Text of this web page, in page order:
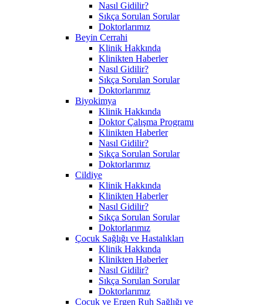
Nasıl Gidilir?
Sıkça Sorulan Sorular
Doktorlarımız
Beyin Cerrahi
Klinik Hakkında
Klinikten Haberler
Nasıl Gidilir?
Sıkça Sorulan Sorular
Doktorlarımız
Biyokimya
Klinik Hakkında
Doktor Çalışma Programı
Klinikten Haberler
Nasıl Gidilir?
Sıkça Sorulan Sorular
Doktorlarımız
Cildiye
Klinik Hakkında
Klinikten Haberler
Nasıl Gidilir?
Sıkça Sorulan Sorular
Doktorlarımız
Çocuk Sağlığı ve Hastalıkları
Klinik Hakkında
Klinikten Haberler
Nasıl Gidilir?
Sıkça Sorulan Sorular
Doktorlarımız
Çocuk ve Ergen Ruh Sağlığı ve